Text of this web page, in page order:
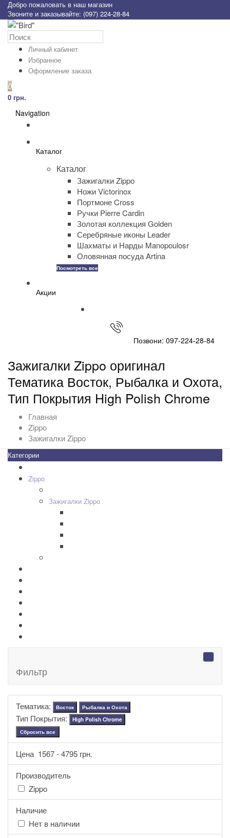
Добро пожаловать в наш магазин
Звоните и заказывайте: (097) 224-28-84
Личный кабинет
Избранное
Оформление заказа
0
0 грн.
Navigation
Каталог
Каталог
Зажигалки Zippo
Ножи Victorinox
Портмоне Cross
Ручки Pierre Cardin
Золотая коллекция Golden
Серебряные иконы Leader
Шахматы и Нарды Manopoulosr
Оловянная посуда Artina
Посмотреть все
Акции
Позвони: 097-224-28-84
Зажигалки Zippo оригинал
Тематика Восток, Рыбалка и Охота,
Тип Покрытия High Polish Chrome
Главная
Zippo
Зажигалки Zippo
Категории
Zippo
Зажигалки Zippo
Фильтр
Тематика: Восток Рыбалка и Охота
Тип Покрытия:
High Polish Chrome
Сбросить все
Цена 1567-4795 грн.
Производитель
Zippo
Наличие
Нет в наличии